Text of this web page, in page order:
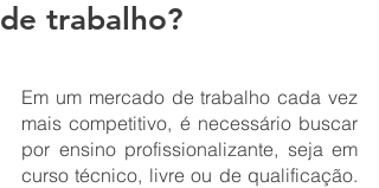
de trabalho?
Em um mercado de trabalho cada vez
mais competitivo, é necessário buscar
por ensino profissionalizante, seja em
curso técnico, livre ou de qualificação.